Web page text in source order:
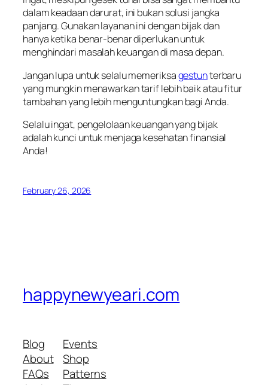
dalam keadaan darurat, ini bukan solusi jangka
panjang. Gunakan layanan ini dengan bijak dan
hanya ketika benar-benar diperlukan untuk
menghindari masalah keuangan di masa depan.
Jangan lupa untuk selalu memeriksagestunterbaru
yang mungkin menawarkan tarif lebih baik atau fitur
tambahan yang lebih menguntungkan bagi Anda.
Selalu ingat, pengelolaan keuangan yang bijak
adalah kunci untuk menjaga kesehatan finansial
Anda!
February 26, 2026
happynewyeari.com
Blog
About
FAQs
Events
Shop
Patterns